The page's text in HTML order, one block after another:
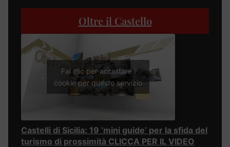
Oltre il Castello
Fai clic per accettare i
cookie per questo servizio
Castelli di Sicilia: 19 ‘mini guide’ per la sfida del
turismo di prossimità CLICCA PER IL VIDEO